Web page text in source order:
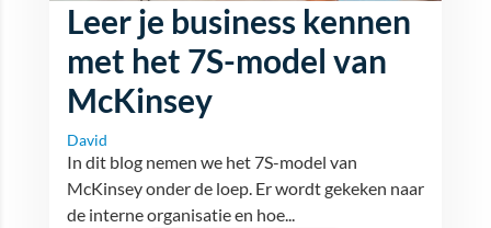
Leer je business kennen
met het 7S-model van
McKinsey
David
In dit blog nemen we het 7S-model van
McKinsey onder de loep. Er wordt gekeken naar
de interne organisatie en hoe...